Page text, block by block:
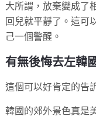
大所謂，放棄變成了
回兒就平靜了。這可
己一個警醒。
有無後悔去左韓
這個可以好肯定的告
韓國的郊外景色真是